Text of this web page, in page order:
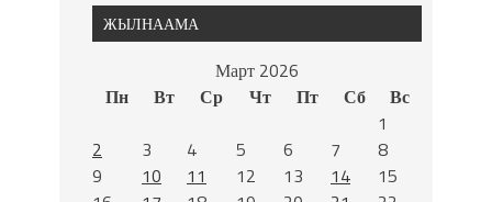
ЖЫЛНААМА
Март 2026
Пн
Вт Ср Чт Пт Сб
Вс
1
2
3 4 5 6 7
8
9
10 11 12 13 14
15